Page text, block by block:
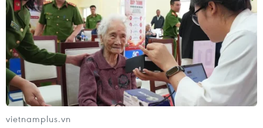
Lâm Đồng: Bám sát tiến độ để sân
bay Liên Khương mở cửa đúng hạn
19/8
05/08/2026 02:19
Xem thêm
vietnamplus.vn